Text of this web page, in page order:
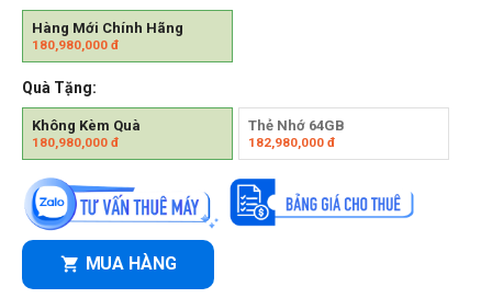
Hàng Mới Chính Hãng
180,980,000 đ
Quà Tặng:
Không Kèm Quà
180,980,000 đ
Thẻ Nhớ 64GB
182,980,000đ
MUA HÀNG